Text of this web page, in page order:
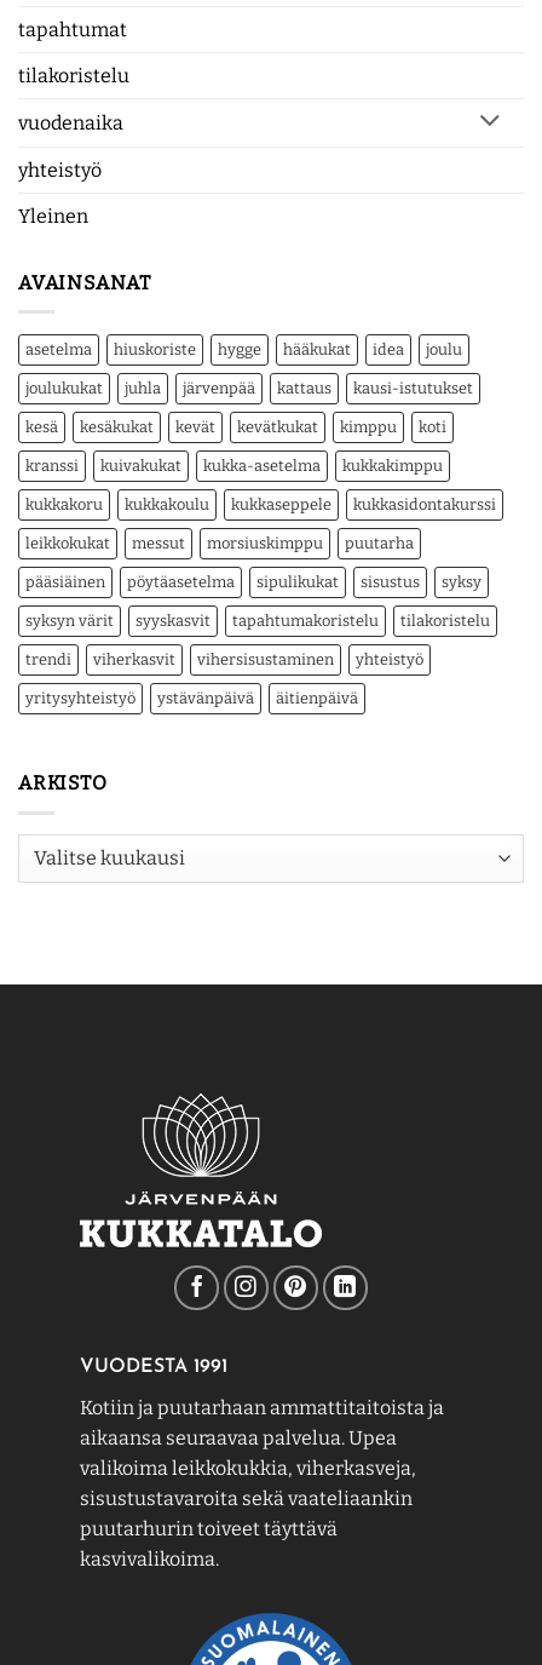
tapahtumat
tilakoristelu
vuodenaika
yhteistyö
Yleinen
AVAINSANAT
asetelma hiuskoriste hygge hääkukat idea joulu
joulukukat juhla järvenpää kattaus kausi-istutukset
kesä kesäkukat kevät kevätkukat kimppu koti
kranssi kuivakukat kukka-asetelma kukkakimppu
kukkakoru kukkakoulu kukkaseppele kukkasidontakurssi
leikkokukat messut morsiuskimppu puutarha
pääsiäinen pöytäasetelma sipulikukat sisustus syksy
syksyn värit syyskasvit tapahtumakoristelu tilakoristelu
trendi viherkasvit vihersisustaminen yhteistyö
yritysyhteistyö ystävänpäivä äitienpäivä
ARKISTO
Arkisto
VUODESTA 1991
Kotiin ja puutarhaan ammattitaitoista ja
aikaansa seuraavaa palvelua. Upea
valikoima leikkokukkia, viherkasveja,
sisustustavaroita sekä vaateliaankin
puutarhurin toiveet täyttävä
kasvivalikoima.